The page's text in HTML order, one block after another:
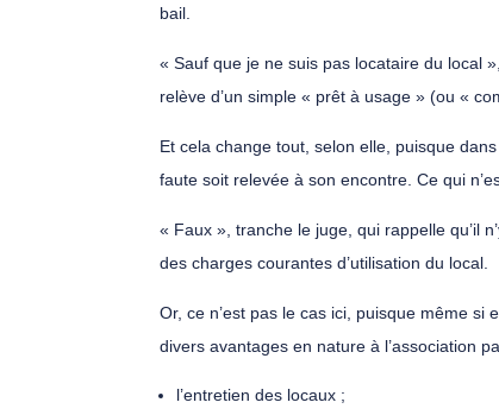
bail.
« Sauf que je ne suis pas locataire du local
relève d’un simple « prêt à usage » (ou «
Et cela change tout, selon elle, puisque
faute soit relevée à son encontre. Ce qui
« Faux », tranche le juge, qui rappelle qu’il
des charges courantes d’utilisation du local.
Or, ce n’est pas le cas ici, puisque même
divers avantages en nature à l’association
l’entretien des locaux ;